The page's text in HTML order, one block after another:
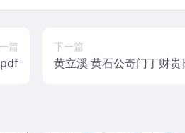
篇 下一篇
黄立溪 黄石公奇门丁财